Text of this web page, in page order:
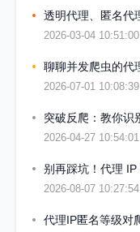
透明代理、匿名代
2026-03-04 10:51:00
聊聊并发爬虫的代
2026-07-01 10:08:39
突破反爬：教你识
2026-04-27 10:54:01
2026-08-07 10:27:54
代理IP匿名等级对